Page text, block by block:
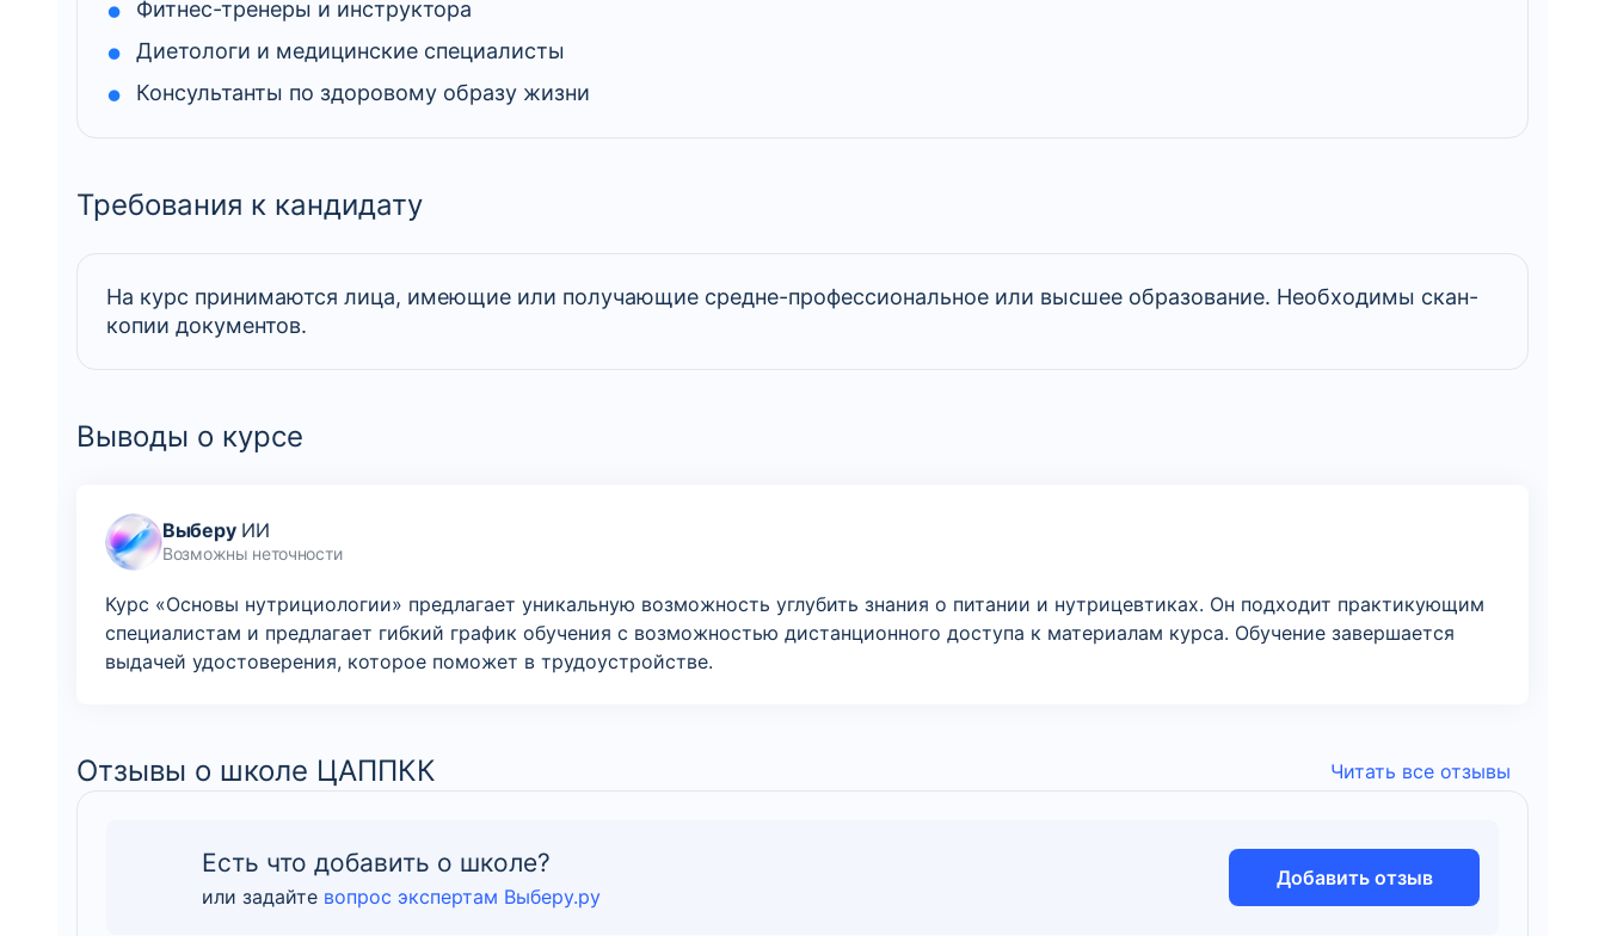
Фитнес-тренеры и инструктора
Диетологи и медицинские специалисты
Консультанты по здоровому образу жизни
Требования к кандидату
На курс принимаются лица, имеющие или получающие средне-профессиональное или высшее образование. Необходимы скан-
копии документов.
Выводы о курсе
ВыберуИИ
Возможны неточности
Курс «Основы нутрициологии» предлагает уникальную возможность углубить знания о питании и нутрицевтиках. Он подходит практикующим
специалистам и предлагает гибкий график обучения с возможностью дистанционного доступа к материалам курса. Обучение завершается
выдачей удостоверения, которое поможет в трудоустройстве.
Отзывы о школе ЦАППКК Читать все отзывы
Есть что добавить о школе?
или задайте вопрос экспертам Выберу.ру
Добавить отзыв